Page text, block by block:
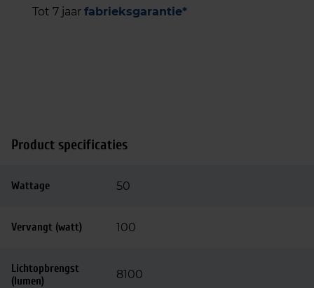
Tot 7 jaar fabrieksgarantie*
Product specificaties
Wattage 50
Vervangt (watt) 100
Lichtopbrengst
(lumen)
8100